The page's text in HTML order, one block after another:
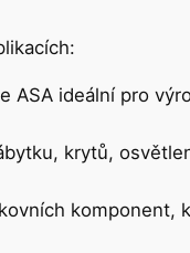
ASA ideální pro
krytů,